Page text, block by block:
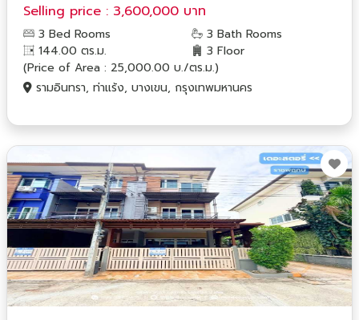
Selling price : 3,600,000 บาท
3 Bed Rooms
3 Bath Rooms
144.00 ตร.ม.
3 Floor
(Price of Area : 25,000.00 บ./ตร.ม.)
รามอินทรา, ท่าแร้ง, บางเขน, กรุงเทพมหานคร